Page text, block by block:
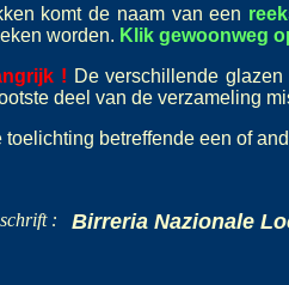
komt de naam van een
worden. Klik gewoonweg
! De verschillende
deel van de verzameling
betreffende een of
: Birreria Nazionale